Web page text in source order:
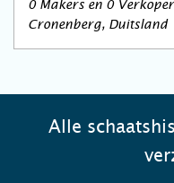
0 Makers en 0
Cronenberg, Duitsland
Alle